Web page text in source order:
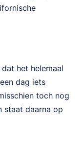
het helemaal
dag iets
toch nog
staat daarna op